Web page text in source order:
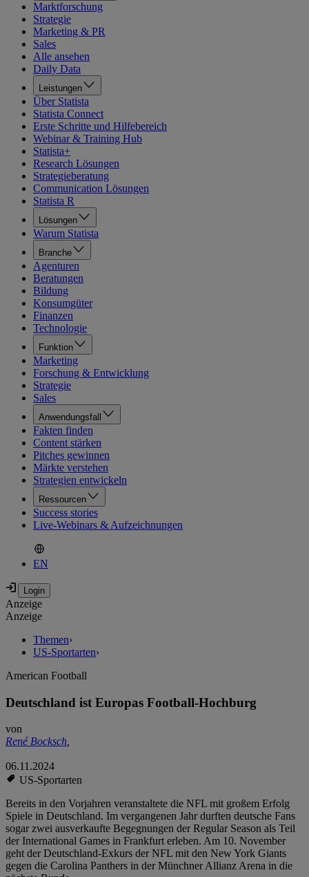
Marktforschung
Strategie
Marketing & PR
Sales
Alle ansehen
Daily Data
Leistungen
Über Statista
Statista Connect
Erste Schritte und Hilfebereich
Webinar & Training Hub
Statista+
Research Lösungen
Strategieberatung
Communication Lösungen
Statista R
Lösungen
Warum Statista
Branche
Agenturen
Beratungen
Bildung
Konsumgüter
Finanzen
Technologie
Funktion
Marketing
Forschung & Entwicklung
Strategie
Sales
Anwendungsfall
Fakten finden
Content stärken
Pitches gewinnen
Märkte verstehen
Strategien entwickeln
Ressourcen
Success stories
Live-Webinars & Aufzeichnungen
EN
Anzeige
Anzeige
Themen›
US-Sportarten›
American Football
Deutschland ist Europas Football-Hochburg
von
René Bocksch,
06.11.2024
US-Sportarten
Bereits in den Vorjahren veranstaltete die NFL mit großem Erfolg
Spiele in Deutschland. Im vergangenen Jahr durften deutsche Fans
sogar zwei ausverkaufte Begegnungen der Regular Season als Teil
der International Games in Frankfurt erleben. Am 10. November
geht der Deutschland-Exkurs der NFL mit den New York Giants
gegen die Carolina Panthers in der Münchner Allianz Arena in die